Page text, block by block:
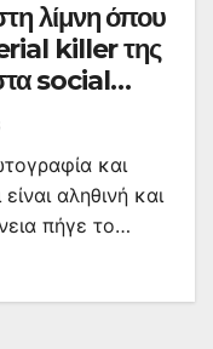
λίμνη όπου
killer της
social
και
αληθινή και
πήγε το…